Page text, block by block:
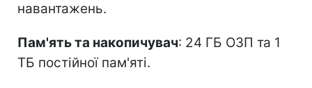
навантажень.
Пам'ять та накопичувач: 24 ГБ ОЗП та 1
ТБ постійної пам'яті.